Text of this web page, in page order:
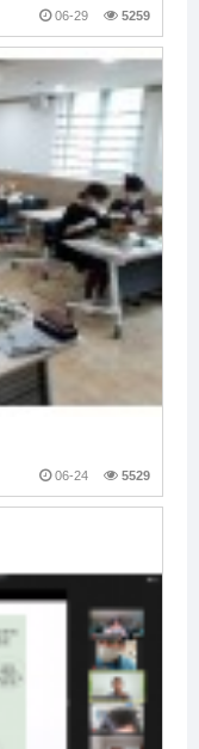
06-29 5259
06-24 5529